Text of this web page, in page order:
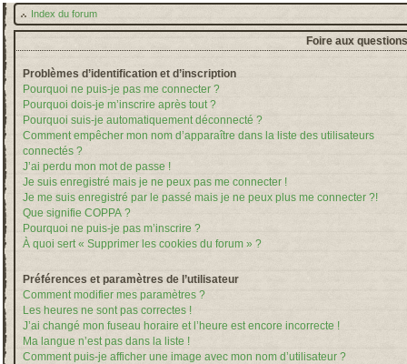
Index du forum
Foire aux
Problèmes d’identification et d’inscription
Pourquoi ne puis-je pas me connecter ?
Pourquoi dois-je m’inscrire après tout ?
Pourquoi suis-je automatiquement déconnecté ?
Comment empêcher mon nom d’apparaître dans la liste des utilisateurs
connectés ?
J’ai perdu mon mot de passe !
Je suis enregistré mais je ne peux pas me connecter !
Je me suis enregistré par le passé mais je ne peux plus me connecter ?!
Que signifie COPPA ?
Pourquoi ne puis-je pas m’inscrire ?
À quoi sert « Supprimer les cookies du forum » ?
Préférences et paramètres de l’utilisateur
Comment modifier mes paramètres ?
Les heures ne sont pas correctes !
J’ai changé mon fuseau horaire et l’heure est encore incorrecte !
Ma langue n’est pas dans la liste !
Comment puis-je afficher une image avec mon nom d’utilisateur ?